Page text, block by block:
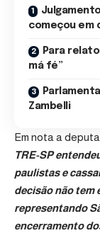
começou em
Para
má fé”
Zambelli
Em nota a
TRE-SP
paulistas e
decisão não tem
representando
encerramento